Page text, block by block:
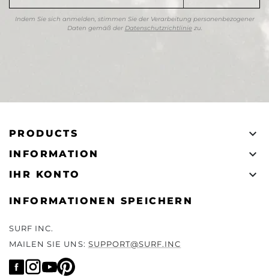
Indem Sie sich anmelden, stimmen Sie der Verarbeitung personenbezogener
Daten gemäß der Datenschutzrichtliniezu.
PRODUCTS 
INFORMATION 
IHR KONTO 
INFORMATIONEN SPEICHERN
SURF INC.
MAILEN SIE UNS: SUPPORT@SURF.INC